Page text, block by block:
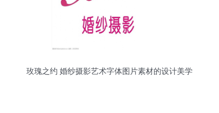
玫瑰之约 婚纱摄影艺术字体图片素材的设计美学